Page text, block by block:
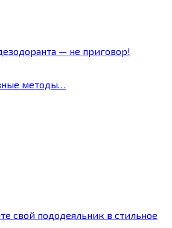
— не приговор!
методы…
свой пододеяльник в стильное